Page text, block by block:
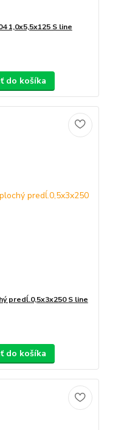
1,0x5,5x125 S line
do košíka
predĺ.0,5x3x250 S line
do košíka